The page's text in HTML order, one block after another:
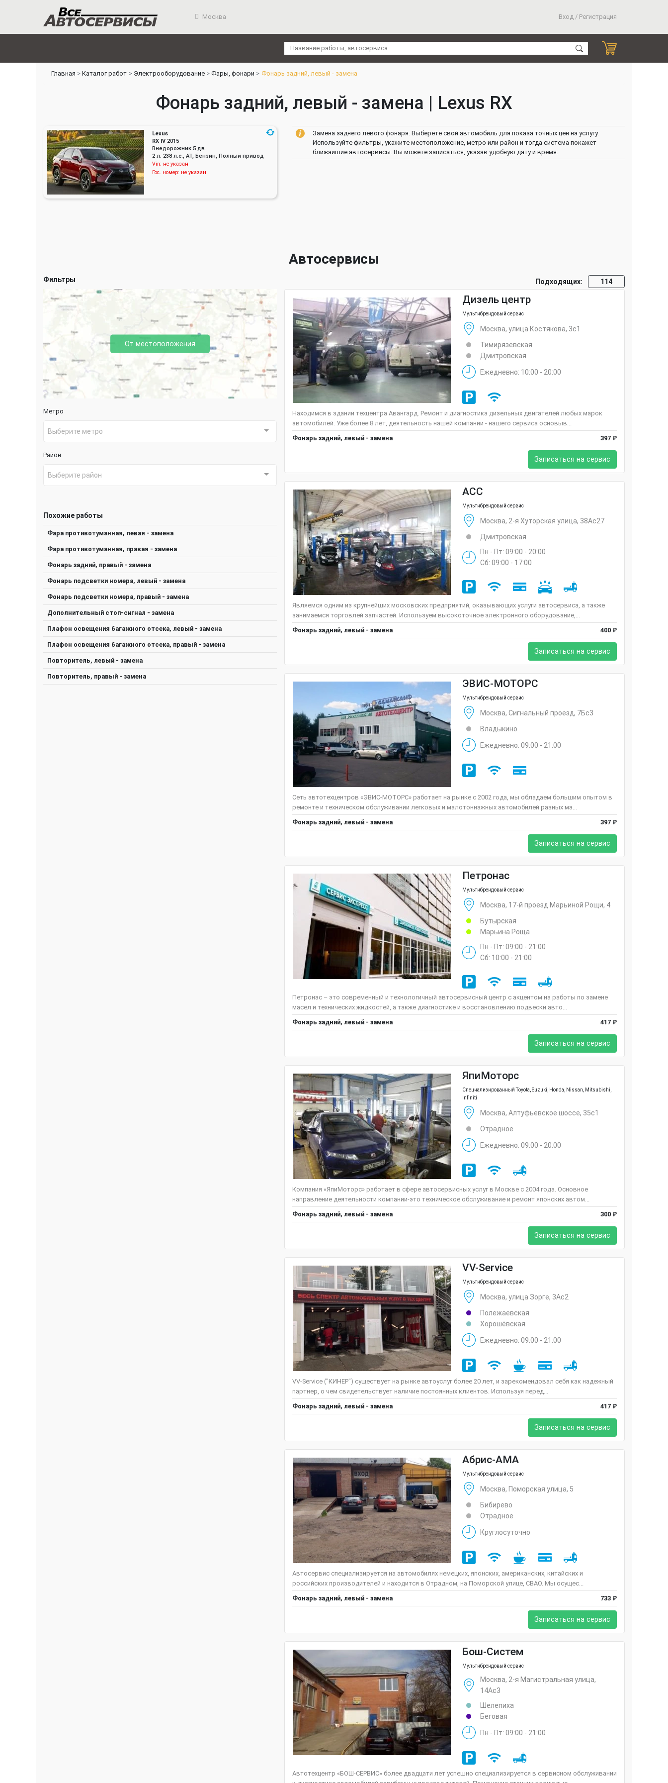
Москва Вход / Регистрация
Главная Каталог работ Электрооборудование Фары, фонари Фонарь задний, левый - замена
Фонарь задний, левый - замена | Lexus RX
Lexus
RX IV 2015
Внедорожник 5 дв.
2 л. 238 л.с., AT, Бензин, Полный привод
Vin: не указан
Гос. номер: не указан
Замена заднего левого фонаря. Выберете свой автомобиль для показа точных цен на услугу.
Используйте фильтры, укажите местоположение, метро или район и тогда система покажет
ближайшие автосервисы. Вы можете записаться, указав удобную дату и время.
Автосервисы
Фильтры
От местоположения
Метро
Выберите метро
Район
Выберите район
Похожие работы
Фара противотуманная, левая - замена
Фара противотуманная, правая - замена
Фонарь задний, правый - замена
Фонарь подсветки номера, левый - замена
Фонарь подсветки номера, правый - замена
Дополнительный стоп-сигнал - замена
Плафон освещения багажного отсека, левый - замена
Плафон освещения багажного отсека, правый - замена
Повторитель, левый - замена
Повторитель, правый - замена
Подходящих: 114
Дизель центр
Мультибрендовый сервис
Москва, улица Костякова, 3с1
Тимирязевская
Дмитровская
Ежедневно: 10:00 - 20:00
Находимся в здании техцентра Авангард. Ремонт и диагностика дизельных двигателей любых марок
автомобилей. Уже более 8 лет, деятельность нашей компании - нашего сервиса основыв...
Фонарь задний, левый - замена
397 ₽
Записаться на сервис
ACC
Мультибрендовый сервис
Москва, 2-я Хуторская улица, 38Ас27
Дмитровская
Пн - Пт: 09:00 - 20:00
Сб: 09:00 - 17:00
Являемся одним из крупнейших московских предприятий, оказывающих услуги автосервиса, а также
занимаемся торговлей запчастей. Используем высокоточное электронного оборудование,...
Фонарь задний, левый - замена
400 ₽
Записаться на сервис
ЭВИС-МОТОРС
Мультибрендовый сервис
Москва, Сигнальный проезд, 7Бс3
Владыкино
Ежедневно: 09:00 - 21:00
Сеть автотехцентров «ЭВИС-МОТОРС» работает на рынке c 2002 года, мы обладаем большим опытом в
ремонте и техническом обслуживании легковых и малотоннажных автомобилей разных ма...
Фонарь задний, левый - замена
397 ₽
Записаться на сервис
Петронас
Мультибрендовый сервис
Москва, 17-й проезд Марьиной Рощи, 4
Бутырская
Марьина Роща
Пн - Пт: 09:00 - 21:00
Сб: 10:00 - 21:00
Петронас – это современный и технологичный автосервисный центр с акцентом на работы по замене
масел и технических жидкостей, а также диагностике и восстановлению подвески авто...
Фонарь задний, левый - замена
417 ₽
Записаться на сервис
ЯпиМоторс
Специализированный Toyota, Suzuki, Honda, Nissan, Mitsubishi,
Infiniti
Москва, Алтуфьевское шоссе, 35с1
Отрадное
Ежедневно: 09:00 - 20:00
Компания «ЯпиМоторс» работает в сфере автосервисных услуг в Москве с 2004 года. Основное
направление деятельности компании-это техническое обслуживание и ремонт японских автом...
Фонарь задний, левый - замена
300 ₽
Записаться на сервис
VV-Service
Мультибрендовый сервис
Москва, улица Зорге, 3Ас2
Полежаевская
Хорошёвская
Ежедневно: 09:00 - 21:00
VV-Service ("КИНЕР") существует на рынке автоуслуг более 20 лет, и зарекомендовал себя как надежный
партнер, о чем свидетельствует наличие постоянных клиентов. Используя перед...
Фонарь задний, левый - замена
417 ₽
Записаться на сервис
Абрис-АМА
Мультибрендовый сервис
Москва, Поморская улица, 5
Бибирево
Отрадное
Круглосуточно
Автосервис специализируется на автомобилях немецких, японских, американских, китайских и
российских производителей и находится в Отрадном, на Поморской улице, СВАО. Мы осущес...
Фонарь задний, левый - замена
733 ₽
Записаться на сервис
Бош-Систем
Мультибрендовый сервис
Москва, 2-я Магистральная улица,
14Ас3
Шелепиха
Беговая
Пн - Пт: 09:00 - 21:00
Автотехцентр «БОШ-СЕРВИС» более двадцати лет успешно специализируется в сервисном обслуживании